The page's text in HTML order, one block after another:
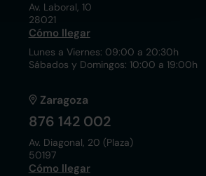
Av. Laboral, 10
28021
Cómo llegar
Lunes a Viernes: 09:00 a 20:30h
Sábados y Domingos: 10:00 a 19:00h
Zaragoza
876 142 002
Av. Diagonal, 20 (Plaza)
50197
Cómo llegar